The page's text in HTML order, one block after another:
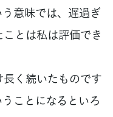
意味では、遅過ぎ
とは私は評価でき
く続いたものです
ことになるといろ